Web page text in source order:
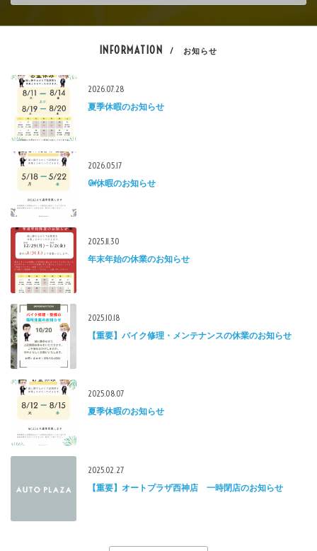
INFORMATION / お知らせ
2026.07.28
夏季休暇のお知らせ
2026.05.17
GW休暇のお知らせ
2025.11.30
年末年始の休業のお知らせ
2025.10.18
【重要】バイク修理・メンテナンスの休業のお知らせ
2025.08.07
夏季休暇のお知らせ
2025.02.27
【重要】オートプラザ西神店 一時閉店のお知らせ